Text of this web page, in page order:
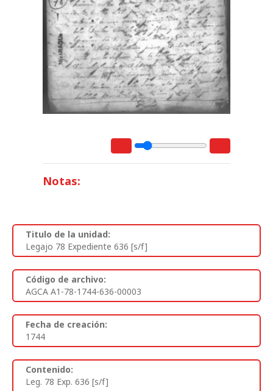
Notas:
Titulo de la unidad:
Legajo 78 Expediente 636 [s/f]
Código de archivo:
AGCA A1-78-1744-636-00003
Fecha de creación:
1744
Contenido:
Leg. 78 Exp. 636 [s/f]